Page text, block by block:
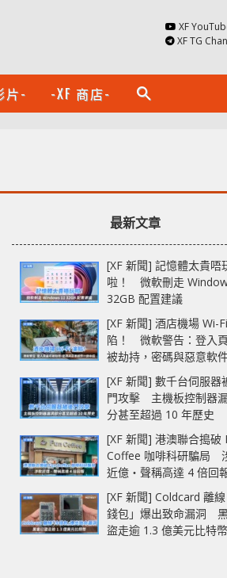
XF
XF TG
片- -XF 商店- search
最新文章
[XF 新聞] 記憶體太貴唔
啦！ 微軟刪走
32GB 配置建議
[XF 新聞] 酒店機場 Wi-
陷！ 微軟警告：登入
被劫持，密碼與惡意軟
中招
[XF 新聞] 數千台伺服器
門攻擊 主機板控制器
分甚至超過 10 年歷史
[XF 新聞] 港澳聯合搗破
Coffee 咖啡科研騙局
近億‧聲稱高達 4 倍回
[XF 新聞] Coldcard 離
錢包」爆出致命漏洞
盜走逾 1.3 億美元比特幣